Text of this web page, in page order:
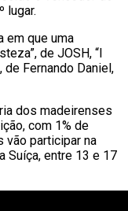
lugar.
em que uma
de JOSH, “I
de Fernando Daniel,
dos madeirenses
com 1% de
vão participar na
Suíça, entre 13 e 17